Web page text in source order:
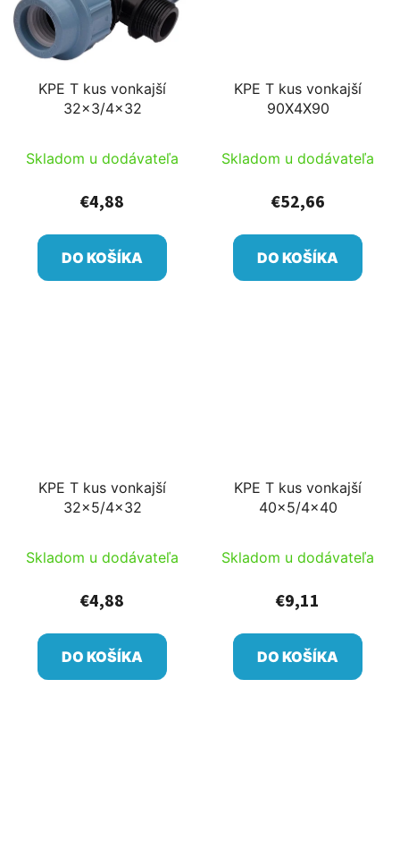
KPE T kus vonkajší
32x3/4x32
Skladom u dodávateľa
€4,88
DO KOŠÍKA
KPE T kus vonkajší
90X4X90
Skladom u dodávateľa
€52,66
DO KOŠÍKA
KPE T kus vonkajší
32x5/4x32
Skladom u dodávateľa
€4,88
DO KOŠÍKA
KPE T kus vonkajší
40x5/4x40
Skladom u dodávateľa
€9,11
DO KOŠÍKA